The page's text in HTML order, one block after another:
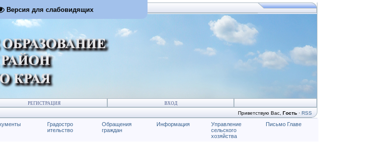
Версия для слабовидящих
РЕГИСТРАЦИЯ ВХОД
Приветствую Вас Гость · RSS
Градостро
ительство
Обращения
граждан
Информация
Управление
сельского
хозяйства
Письмо Главе